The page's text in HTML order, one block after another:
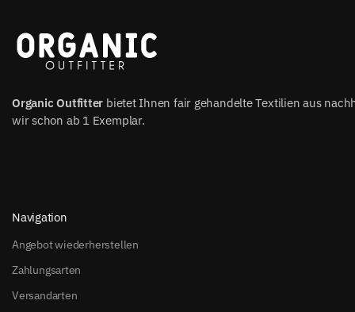
Organic Outfitter bietet Ihnen fair gehandelte Textilien aus
wir schon ab 1 Exemplar.
Navigation
Angebot wiederherstellen
Zahlungsarten
Versandarten